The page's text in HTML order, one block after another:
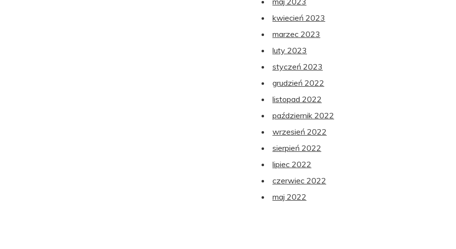
kwiecień 2023
marzec 2023
luty 2023
styczeń 2023
grudzień 2022
listopad 2022
październik 2022
wrzesień 2022
sierpień 2022
lipiec 2022
czerwiec 2022
maj 2022